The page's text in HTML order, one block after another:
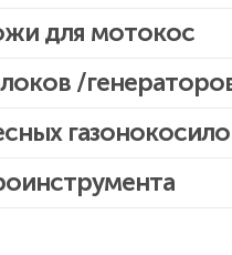
для мотокос
/